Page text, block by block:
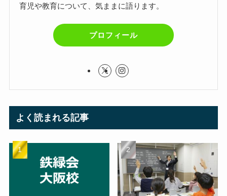
育児や教育について、気ままに語ります。
プロフィール
よく読まれる記事